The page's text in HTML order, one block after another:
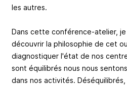
les autres.
Dans cette conférence-atelier,
découvrir la philosophie de cet
diagnostiquer l'état de nos
sont équilibrés nous nous
dans nos activités.